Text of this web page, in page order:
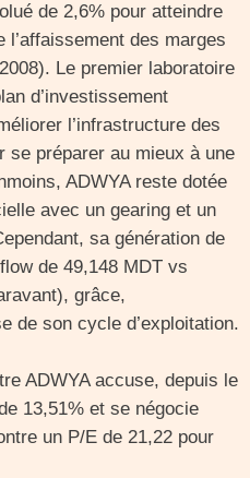
de 2,6% pour atteindre
l’affaissement des marges
Le premier laboratoire
d’investissement
l’infrastructure des
se préparer au mieux à une
ADWYA reste dotée
avec un gearing et un
sa génération de
de 49,148 MDT vs
grâce,
de son cycle d’exploitation.
ADWYA accuse, depuis le
13,51% et se négocie
un P/E de 21,22 pour